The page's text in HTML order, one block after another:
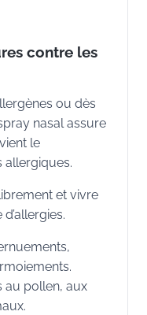
contre les
ou dès
nasal assure
le
allergiques.
et vivre
au pollen, aux